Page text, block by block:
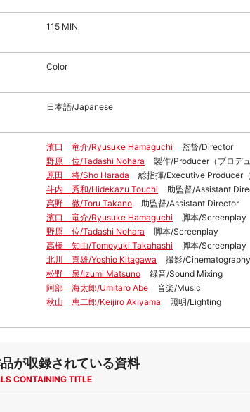
115 MIN
Color
日本語/Japanese
濱口 竜介/Ryusuke Hamaguchi
監督/Director
野原 位/Tadashi Nohara
製作/Producer（プロデュ
原田 将/Sho Harada
総指揮/Executive Producer（
斗内 秀和/Hidekazu Touchi
助監督/Assistant
高野 徹/Toru Takano
助監督/Assistant Director
濱口 竜介/Ryusuke Hamaguchi
脚本/Screenplay
野原 位/Tadashi Nohara
脚本/Screenplay
高橋 知由/Tomoyuki Takahashi
脚本/Screenplay
北川 喜雄/Yoshio Kitagawa
撮影/Cinematography
松野 泉/Izumi Matsuno
録音/Sound Mixing
阿部 海太郎/Umitaro Abe
音楽/Music
秋山 恵二郎/Keijiro Akiyama
照明/Lighting
が収録されている資料
CONTAINING TITLE